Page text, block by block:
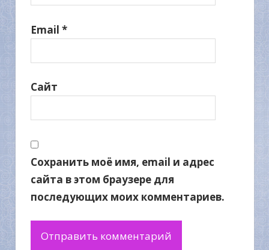
Email *
Сайт
Сохранить моё имя, email и адрес
сайта в этом браузере для
последующих моих комментариев.